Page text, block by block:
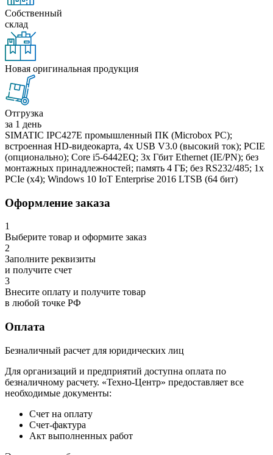
Собственный
склад
Новая оригинальная продукция
Отгрузка
за 1 день
SIMATIC IPC427E промышленный ПК (Microbox PC);
встроенная HD-видеокарта, 4x USB V3.0 (высокий ток); PCIE
(опционально); Core i5-6442EQ; 3x Гбит Ethernet (IE/PN); без
монтажных принадлежностей; память 4 ГБ; без RS232/485; 1x
PCIe (x4); Windows 10 IoT Enterprise 2016 LTSB (64 бит)
Оформление заказа
1
Выберите товар и оформите заказ
2
Заполните реквизиты
и получите счет
3
Внесите оплату и получите товар
в любой точке РФ
Оплата
Безналичный расчет для юридических лиц
Для организаций и предприятий доступна оплата по
безналичному расчету. «Техно-Центр» предоставляет все
необходимые документы:
Счет на оплату
Счет-фактура
Акт выполненных работ